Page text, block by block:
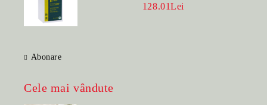
128.01Lei
Abonare
Cele mai vândute